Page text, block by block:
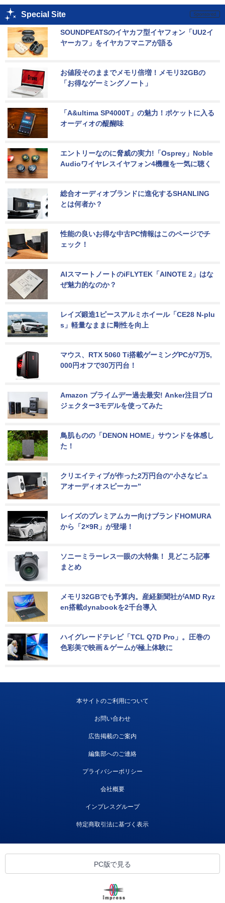
Special Site
SOUNDPEATSのイヤカフ型イヤフォン「UU2イ
ヤーカフ」をイヤカフマニアが語る
お値段そのままでメモリ倍増！メモリ32GBの
「お得なゲーミングノート」
「A&ultima SP4000T」の魅力！ポケットに入る
オーディオの醍醐味
エントリーなのに脅威の実力!「Osprey」Noble
Audioワイヤレスイヤフォン4機種を一気に聴く
総合オーディオブランドに進化するSHANLING
とは何者か？
性能の良いお得な中古PC情報はこのページでチ
ェック！
AIスマートノートのiFLYTEK「AINOTE 2」はな
ぜ魅力的なのか？
レイズ鍛造1ピースアルミホイール「CE28 N-plu
s」軽量なままに剛性を向上
マウス、RTX 5060 Ti搭載ゲーミングPCが7万5,
000円オフで30万円台！
Amazon プライムデー過去最安! Anker注目プロ
ジェクター3モデルを使ってみた
鳥肌ものの「DENON HOME」サウンドを体感し
た！
クリエイティブが作った2万円台の“小さなピュ
アオーディオスピーカー”
レイズのプレミアムカー向けブランドHOMURA
から「2×9R」が登場！
ソニーミラーレス一眼の大特集！ 見どころ記事
まとめ
メモリ32GBでも予算内。産経新聞社がAMD Ryz
en搭載dynabookを2千台導入
ハイグレードテレビ「TCL Q7D Pro」。圧巻の
色彩美で映画＆ゲームが極上体験に
本サイトのご利用について
お問い合わせ
広告掲載のご案内
編集部へのご連絡
プライバシーポリシー
会社概要
インプレスグループ
特定商取引法に基づく表示
PC版で見る